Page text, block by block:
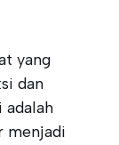
yang
dan
adalah
menjadi